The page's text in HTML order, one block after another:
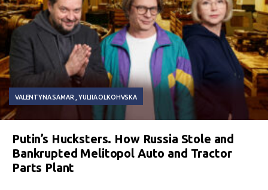
VALENTYNA SAMAR YULIIA OLKOHVSKA
Putin’s Hucksters. How Russia Stole and
Bankrupted Melitopol Auto and Tractor
Parts Plant